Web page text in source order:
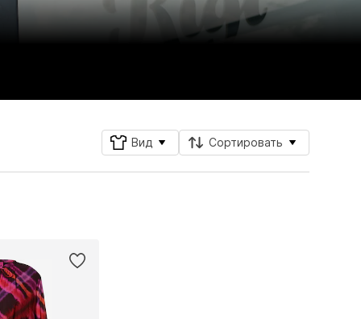
Вид Сортировать